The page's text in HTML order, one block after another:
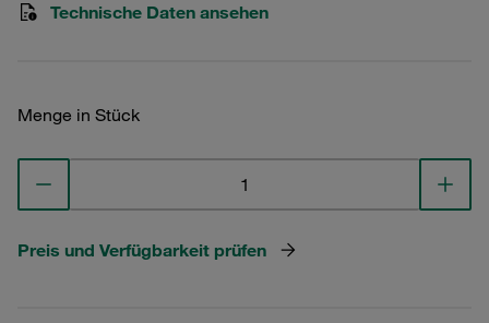
Technische Daten ansehen
Menge in Stück
Preis und Verfügbarkeit prüfen